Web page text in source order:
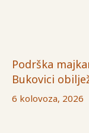
Podrška
Bukovici
6 kolovoza, 2026